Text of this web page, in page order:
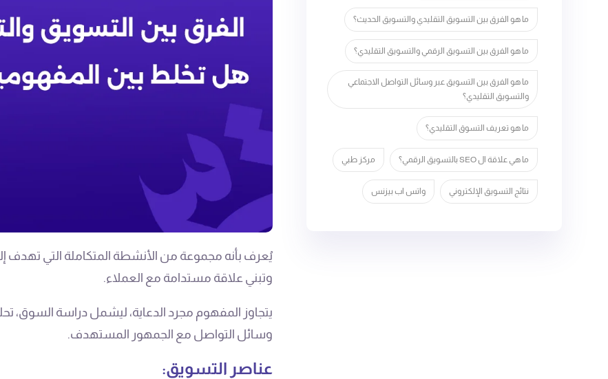
يُعرف بأنه مجموعة من الأنشطة المتكاملة التي تهدف
وتبني علاقة مستدامة مع العملاء.
يتجاوز المفهوم مجرد الدعاية، ليشمل دراسة السوق،
وسائل التواصل مع الجمهور المستهدف.
عناصر التسويق:
ما هو الفرق بين التسويق التقليدي والتسويق الحديث؟
ما هو الفرق بين التسويق الرقمي والتسويق التقليدي؟
ما هو الفرق بين التسويق عبر وسائل التواصل الاجتماعي
والتسويق التقليدي؟
ما هو تعريف التسوق التقليدي؟
ما هي علاقة ال SEO بالتسويق الرقمي؟ مركز طبي
نتائج التسويق الإلكتروني واتس اب بيزنس